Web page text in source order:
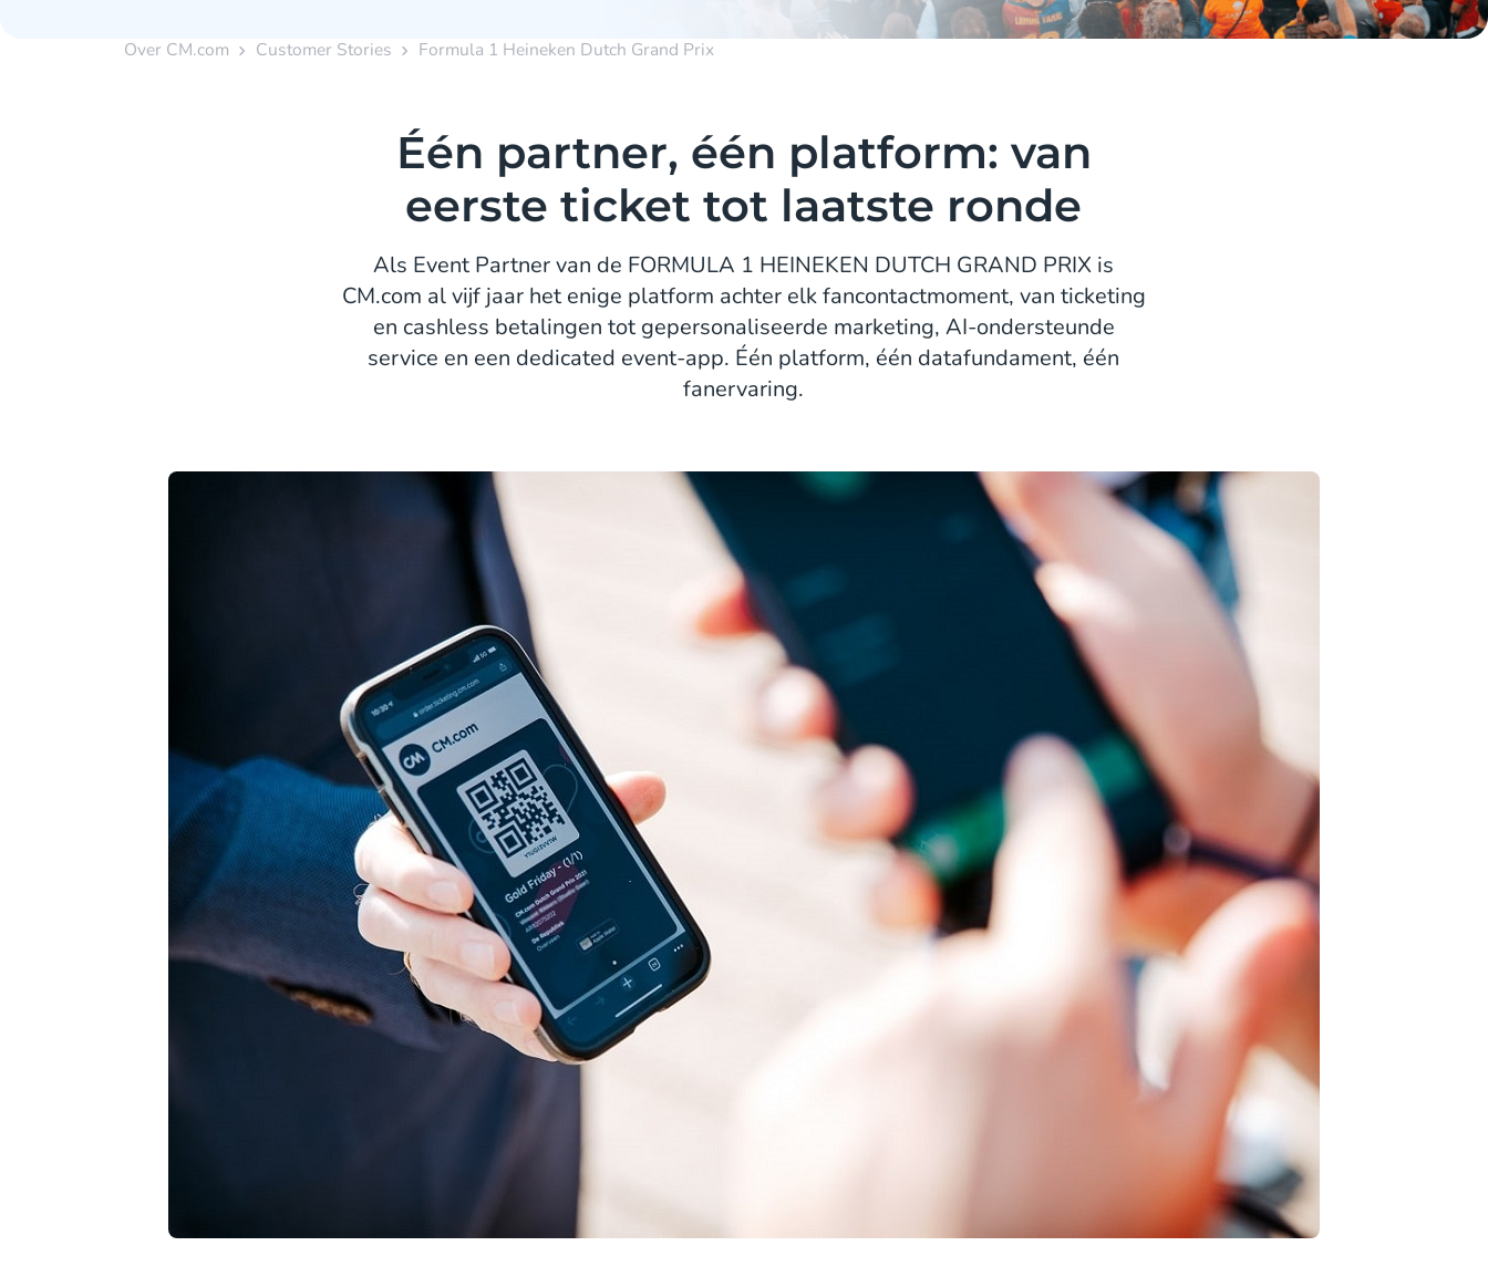
Over CM.com Customer Stories Formula 1 Heineken Dutch Grand Prix
Één partner, één platform: van
eerste ticket tot laatste ronde
Als Event Partner van de FORMULA 1 HEINEKEN DUTCH GRAND PRIX is
CM.com al vijf jaar het enige platform achter elk fancontactmoment, van ticketing
en cashless betalingen tot gepersonaliseerde marketing, AI-ondersteunde
service en een dedicated event-app. Één platform, één datafundament, één
fanervaring.